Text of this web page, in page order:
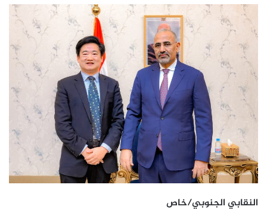
النقابي الجنوبي/خاص